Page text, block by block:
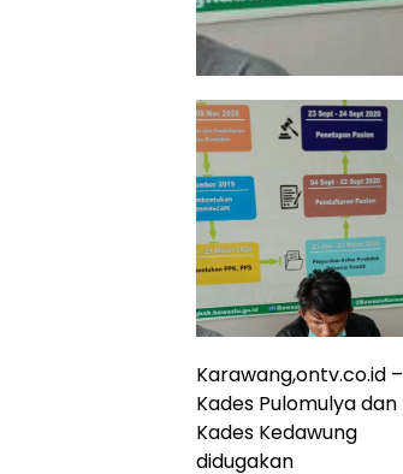
Karawang,ontv.co.id –
Kades Pulomulya dan
Kades Kedawung
didugakan